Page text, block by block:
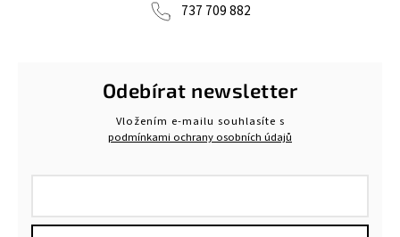
737 709 882
Odebírat newsletter
Vložením e-mailu souhlasíte s
podmínkami ochrany osobních údajů